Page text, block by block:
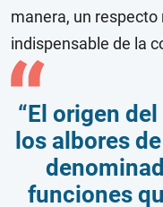
manera, un
indispensable de la
“El origen
los albores
funciones